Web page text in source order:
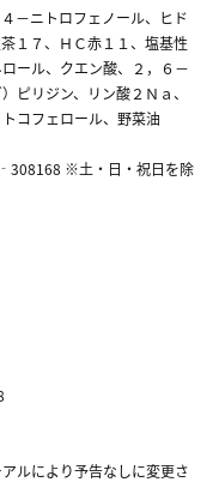
－ニトロフェノール、ヒド
１７、ＨＣ赤１１、塩基性
ール、クエン酸、２，６－
ピリジン、リン酸２Ｎａ、
コフェロール、野菜油
※土・日・祝日を除
ルにより予告なしに変更さ